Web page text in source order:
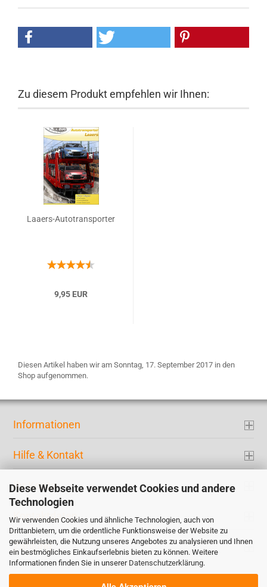
Diese Webseite verwendet Cookies und andere
Technologien
Wir verwenden Cookies und ähnliche Technologien, auch von
Drittanbietern, um die ordentliche Funktionsweise der Website zu
gewährleisten, die Nutzung unseres Angebotes zu analysieren und Ihnen
ein bestmögliches Einkaufserlebnis bieten zu können. Weitere
Informationen finden Sie in unserer Datenschutzerklärung.
Zu diesem Produkt empfehlen wir Ihnen:
Laaers-Autotransporter
9,95 EUR
Diesen Artikel haben wir am Sonntag, 17. September 2017 in den
Shop aufgenommen.
Informationen
Hilfe & Kontakt
Ihr Konto
Kontaktdaten
Zahlung